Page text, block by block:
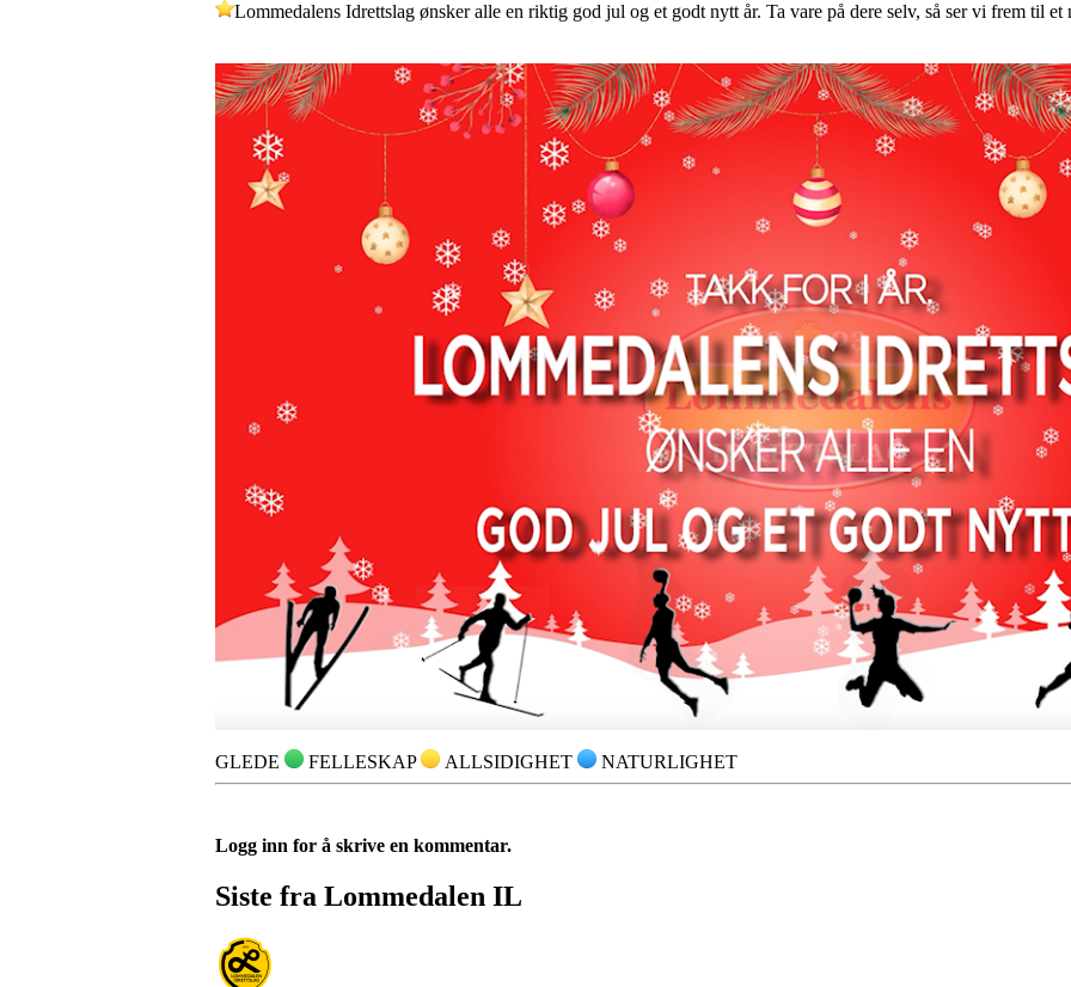
Lommedalens Idrettslag ønsker alle en riktig god jul og et godt nytt år. Ta vare på dere selv, så ser vi frem til et
GLEDE FELLESKAP ALLSIDIGHET NATURLIGHET
Logg inn for å skrive en kommentar.
Siste fra Lommedalen IL